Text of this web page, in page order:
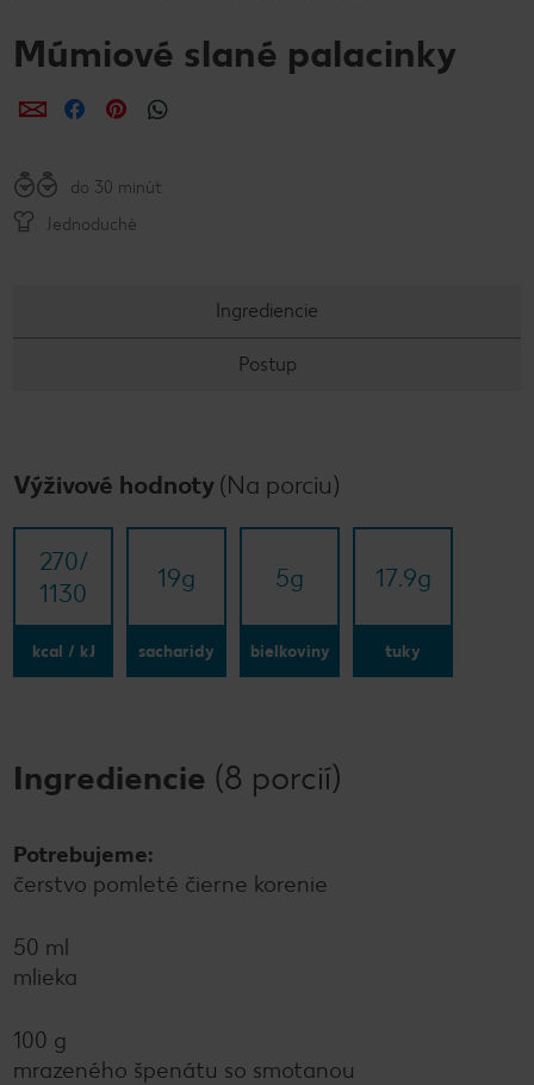
Múmiové slané palacinky
ZdieľaťZdieľaťZdieľať
do 30 minút
Jednoduché
Ingrediencie
Postup
Výživové hodnoty (Na porciu)
270/​
1130
kcal / kJ
19g
sacharidy
5g
bielkoviny
17.9g
tuky
Ingrediencie (8 porcií)
Potrebujeme:
čerstvo pomleté čierne korenie
50 ml
mlieka
100 g
mrazeného špenátu so smotanou